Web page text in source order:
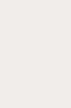
Pesca